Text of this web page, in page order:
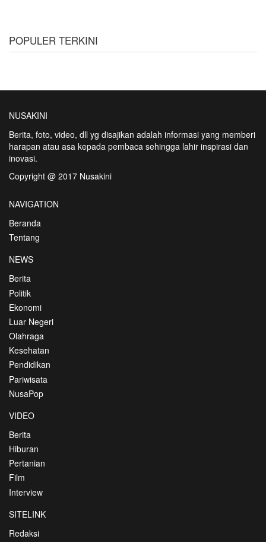
POPULER TERKINI
NUSAKINI
Berita, foto, video, dll yg disajikan adalah informasi yang memberi
harapan atau asa kepada pembaca sehingga lahir inspirasi dan
inovasi.
Copyright @ 2017 Nusakini
NAVIGATION
Beranda
Tentang
NEWS
Berita
Politik
Ekonomi
Luar Negeri
Olahraga
Kesehatan
Pendidikan
Pariwisata
NusaPop
VIDEO
Berita
Hiburan
Pertanian
Film
Interview
SITELINK
Redaksi